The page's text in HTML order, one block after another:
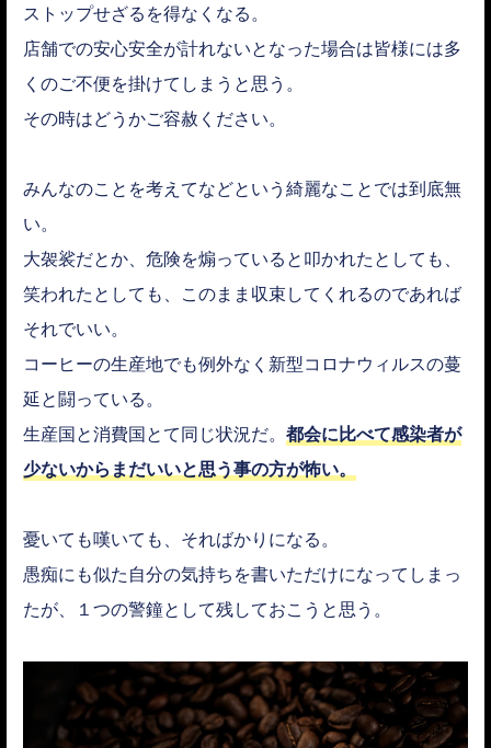
ストップせざるを得なくなる。
店舗での安心安全が計れないとなった場合は皆様には多
くのご不便を掛けてしまうと思う。
その時はどうかご容赦ください。
みんなのことを考えてなどという綺麗なことでは到底無
い。
大袈裟だとか、危険を煽っていると叩かれたとしても、
笑われたとしても、このまま収束してくれるのであれば
それでいい。
コーヒーの生産地でも例外なく新型コロナウィルスの蔓
延と闘っている。
生産国と消費国とて同じ状況だ。 都会に比べて感染者が
少ないからまだいいと思う事の方が怖い。
憂いても嘆いても、そればかりになる。
愚痴にも似た自分の気持ちを書いただけになってしまっ
たが、１つの警鐘として残しておこうと思う。